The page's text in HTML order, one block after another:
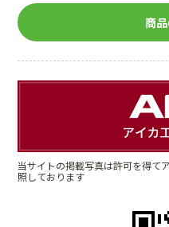
商
当サイトの掲載写真は許可を得て
照しております